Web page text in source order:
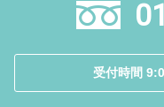
受付時間